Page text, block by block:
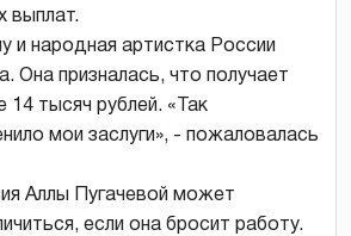
выплат.
и народная артистка России
Она призналась, что получает
14 тысяч рублей. «Так
мои заслуги», - пожаловалась
Аллы Пугачевой может
если она бросит работу.